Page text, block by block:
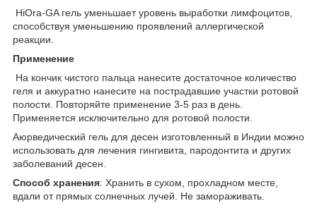
HiOra-GA гель уменьшает уровень выработки лимфоцитов,
способствуя уменьшению проявлений аллергической
реакции.
Применение
На кончик чистого пальца нанесите достаточное количество
геля и аккуратно нанесите на пострадавшие участки ротовой
полости. Повторяйте применение 3-5 раз в день.
Применяется исключительно для ротовой полости.
Аюрведический гель для десен изготовленный в Индии можно
использовать для лечения гингивита, пародонтита и других
заболеваний десен.
Способ хранения: Хранить в сухом, прохладном месте,
вдали от прямых солнечных лучей. Не замораживать.